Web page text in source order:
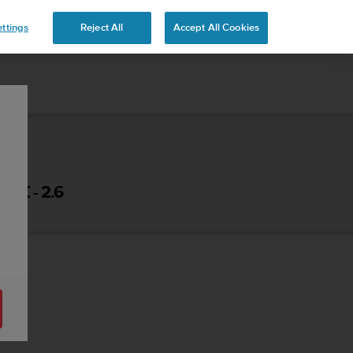
- 2.6
Reject All Accept All Cookies